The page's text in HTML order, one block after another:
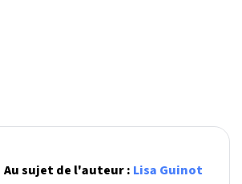
Au sujet de l'auteur : Lisa Guinot